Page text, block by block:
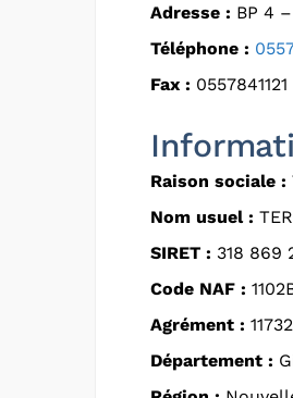
Adresse : BP 4
Téléphone :
Fax : 0557841121
Raison sociale :
Nom usuel :
SIRET : 318 869
Code NAF :
Agrément : 11732
Département :